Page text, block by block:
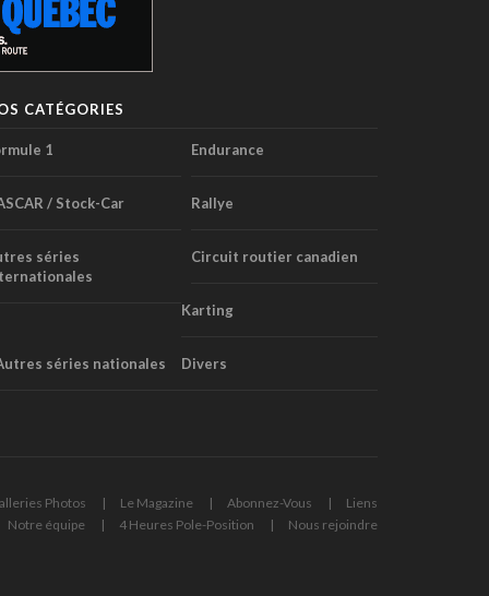
CATÉGORIES
1 Endurance
/ Stock-Car Rallye
séries
Circuit routier canadien
Karting
séries nationales Divers
Photos Le Magazine Abonnez-Vous
Liens
Notre équipe 4 Heures Pole-Position Nous rejoindre